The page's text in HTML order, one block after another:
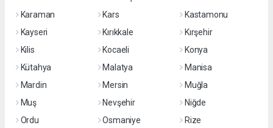
Karaman
Kars
Kastamonu
Kayseri
Kırıkkale
Kırşehir
Kilis
Kocaeli
Konya
Kütahya
Malatya
Manisa
Mardin
Mersin
Muğla
Muş
Nevşehir
Niğde
Ordu
Osmaniye Rize